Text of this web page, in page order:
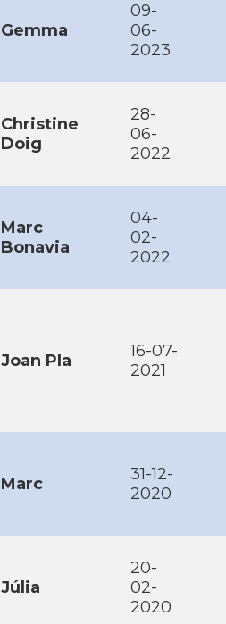
Gemma
09-
06-
2023
Christine
Doig
28-
06-
2022
Marc
Bonavia
04-
02-
2022
Joan Pla
16-07-
2021
Marc
31-12-
2020
Júlia
20-
02-
2020